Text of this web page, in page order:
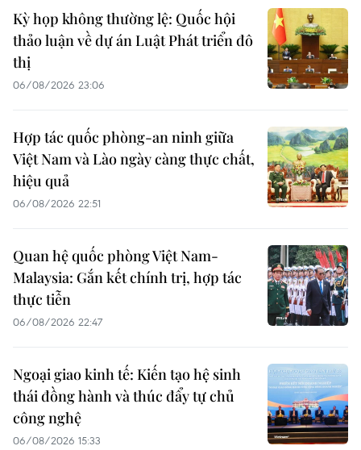
Kỳ họp không thường lệ: Quốc hội
thảo luận về dự án Luật Phát triển đô
thị
06/08/2026 23:06
Hợp tác quốc phòng-an ninh giữa
Việt Nam và Lào ngày càng thực chất,
hiệu quả
06/08/2026 22:51
Quan hệ quốc phòng Việt Nam-
Malaysia: Gắn kết chính trị, hợp tác
thực tiễn
06/08/2026 22:47
Ngoại giao kinh tế: Kiến tạo hệ sinh
thái đồng hành và thúc đẩy tự chủ
công nghệ
06/08/2026 15:33